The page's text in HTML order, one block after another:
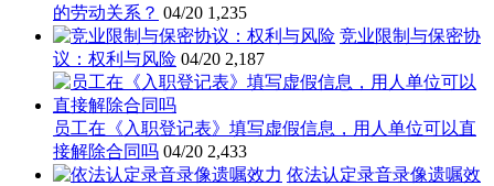
的劳动关系？ 04/20 1,235
竞业限制与保密协
议：权利与风险 04/20 2,187
员工在《入职登记表》填写虚假信息，用人单位可以直
接解除合同吗 04/20 2,433
依法认定录音录像遗嘱效